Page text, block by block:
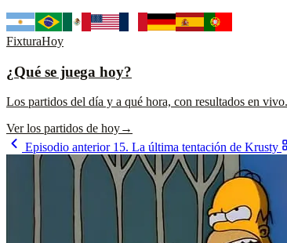
FixturaHoy
¿Qué se juega hoy?
Los partidos del día y a qué hora, con resultados en vivo.
Ver los partidos de hoy→
Episodio anterior 15. La última tentación de Krusty